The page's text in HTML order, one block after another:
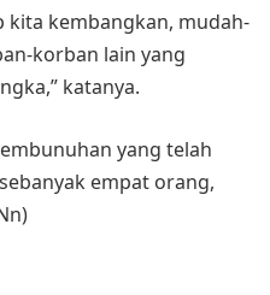
kita kembangkan, mudah-
korban lain yang
katanya.
yang telah
empat orang,